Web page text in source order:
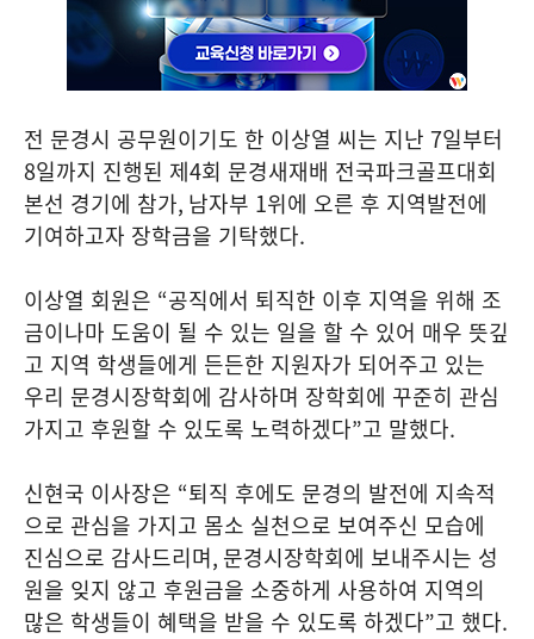
전 문경시 공무원이기도 한 이상열 씨는 지난 7일부터
8일까지 진행된 제4회 문경새재배 전국파크골프대회
본선 경기에 참가, 남자부 1위에 오른 후 지역발전에
기여하고자 장학금을 기탁했다.
이상열 회원은 “공직에서 퇴직한 이후 지역을 위해 조
금이나마 도움이 될 수 있는 일을 할 수 있어 매우 뜻깊
고 지역 학생들에게 든든한 지원자가 되어주고 있는
우리 문경시장학회에 감사하며 장학회에 꾸준히 관심
가지고 후원할 수 있도록 노력하겠다”고 말했다.
신현국 이사장은 “퇴직 후에도 문경의 발전에 지속적
으로 관심을 가지고 몸소 실천으로 보여주신 모습에
진심으로 감사드리며, 문경시장학회에 보내주시는 성
원을 잊지 않고 후원금을 소중하게 사용하여 지역의
많은 학생들이 혜택을 받을 수 있도록 하겠다”고 했다.